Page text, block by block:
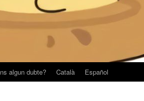
algun dubte? Català Español